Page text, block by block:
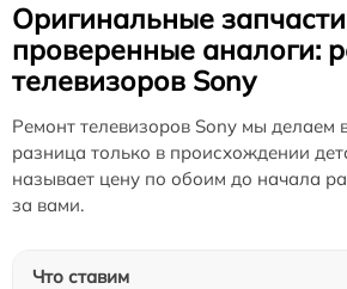
Оригинальные
проверенные аналоги:
телевизоров Sony
Ремонт телевизоров Sony мы делаем
разница только в происхождении
называет цену по обоим до начала
за вами.
Что ставим